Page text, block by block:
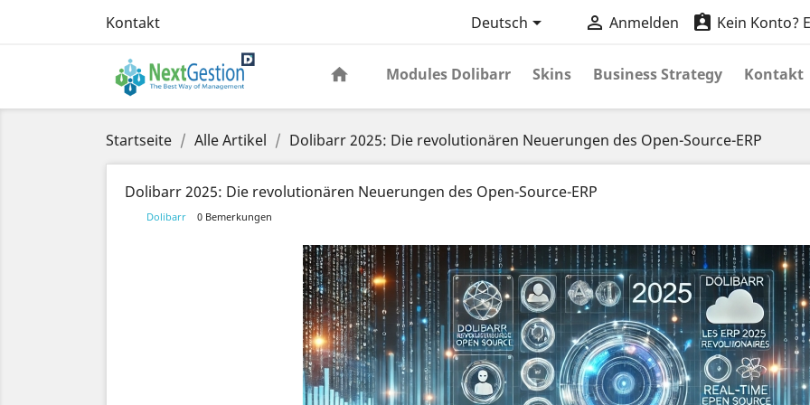
Kontakt Deutsch  Anmelden  Kein Konto?
Modules Dolibarr Skins Business Strategy Kontakt
Startseite Alle Artikel Dolibarr 2025: Die revolutionären Neuerungen des Open-Source-ERP
Dolibarr 2025: Die revolutionären Neuerungen des Open-Source-ERP
Dolibarr 0 Bemerkungen